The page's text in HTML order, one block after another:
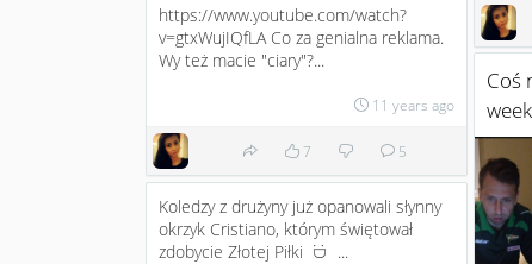
https://www.youtube.com/watch?
v=gtxWujIQfLA Co za genialna reklama.
Wy też macie "ciary"?...
11 years ago
7 5
Coś
Koledzy z drużyny już opanowali słynny
okrzyk Cristiano, którym świętował
zdobycie Złotej Piłki
:D ...